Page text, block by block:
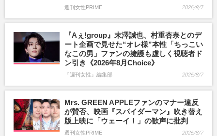
週刊女性PRIME 2026/8/7
『Aぇ!group』末澤誠也、村重杏奈とのデ
ート企画で見せた“オレ様”本性「ちっこい
なこの男」ファンの擁護も虚しく視聴者ド
ン引き《2026年8月Choice》
『週刊女性』編集部 2026/8/7
Mrs. GREEN APPLEファンのマナー違反
が賛否、映画『スパイダーマン』吹き替え
版上映に「ウェーイ！」の歓声に批判
週刊女性PRIME 2026/8/7